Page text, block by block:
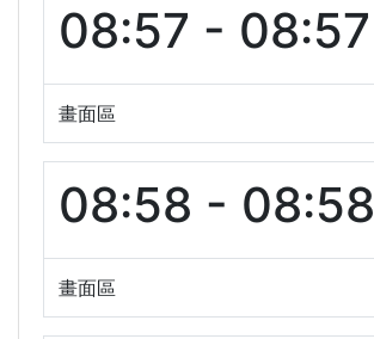
08:57 - 08:57
畫面區
08:58 - 08:58
畫面區